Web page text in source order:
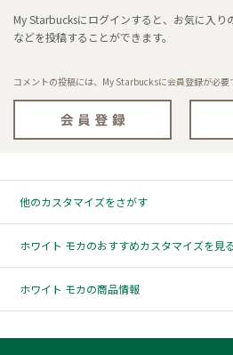
My Starbucksにログインすると、お気に入り
などを投稿することができます。
コメントの投稿には、My Starbucksに会員登録が必要
他のカスタマイズをさがす
ホワイト モカのおすすめカスタマイズを見る
ホワイト モカの商品情報